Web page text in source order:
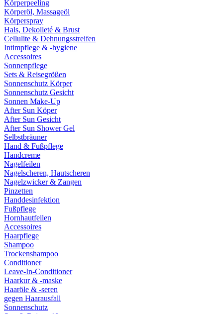
Körperpeeling
Körperöl, Massageöl
Körperspray
Hals, Dekolleté & Brust
Cellulite & Dehnungsstreifen
Intimpflege & -hygiene
Accessoires
Sonnenpflege
Sets & Reisegrößen
Sonnenschutz Körper
Sonnenschutz Gesicht
Sonnen Make-Up
After Sun Köper
After Sun Gesicht
After Sun Shower Gel
Selbstbräuner
Hand & Fußpflege
Handcreme
Nagelfeilen
Nagelscheren, Hautscheren
Nagelzwicker & Zangen
Pinzetten
Handdesinfektion
Fußpflege
Hornhautfeilen
Accessoires
Haarpflege
Shampoo
Trockenshampoo
Conditioner
Leave-In-Conditioner
Haarkur & -maske
Haaröle & -seren
gegen Haarausfall
Sonnenschutz